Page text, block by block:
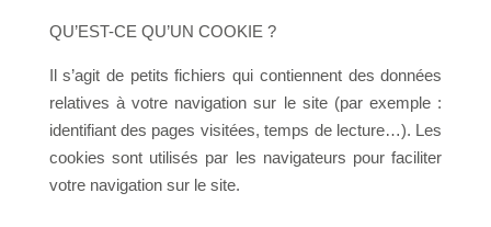
QU’EST-CE QU’UN COOKIE ?
Il s’agit de petits fichiers qui contiennent des données
relatives à votre navigation sur le site (par exemple :
identifiant des pages visitées, temps de lecture…). Les
cookies sont utilisés par les navigateurs pour faciliter
votre navigation sur le site.